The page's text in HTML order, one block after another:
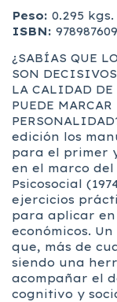
Peso: 0.295 kgs.
ISBN:
¿SABÍAS QUE
SON
LA CALIDAD DE
PUEDE
edición los
para el primer
en el marco
Psicosocial
ejercicios
para aplicar en
económicos.
que, más de
siendo una
acompañar el
cognitivo y